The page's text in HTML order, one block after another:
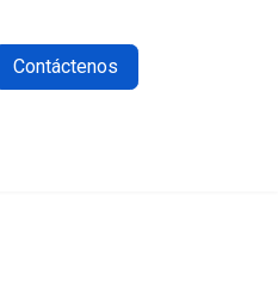
Contáctenos